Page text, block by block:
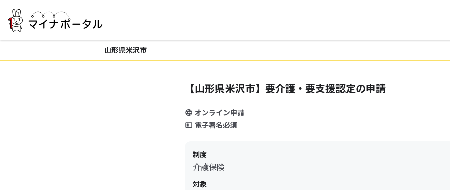
山形県米沢市
【山形県米沢市】要介護・要支援認定の申請
オンライン申請
電子署名必須
制度
介護保険
対象